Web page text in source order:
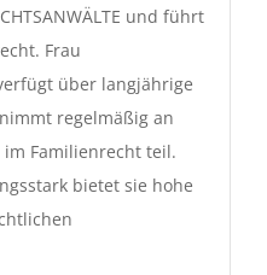
und führt
Frau
über langjährige
regelmäßig an
Familienrecht teil.
bietet sie hohe